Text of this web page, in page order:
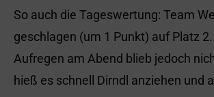
So auch die Tageswertung: Team
geschlagen (um 1 Punkt) auf Platz
Aufregen am Abend blieb jedoch
hieß es schnell Dirndl anziehen und